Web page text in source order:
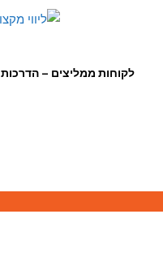
לקוחות ממליצים – הדרכות